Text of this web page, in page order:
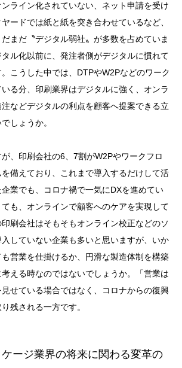
ライン化されていない、ネット申請を受け
ードでは紙と紙を突き合わせているなど、
まだ〝デジタル弱社〟が多数を占めていま
ル化以前に、発注者側がデジタルに慣れて
こうした中では、DTPやW2Pなどのワーク
る分、印刷業界はデジタルに強く、オンラ
などデジタルの利点を顧客へ提案できる立
しょうか。
、印刷会社の6、7割がW2Pやワークフロ
備えており、これまで導入するだけして活
業でも、コロナ禍で一気にDXを進めてい
も、オンラインで顧客へのケアを実現して
刷会社はそもそもオンライン校正などのソ
していない企業も多いと思いますが、いか
営業を仕掛けるか、円滑な製造体制を構築
える時なのではないでしょうか。「営業は
せている場合ではなく、コロナからの復興
残される一方です。
ージ業界の将来に関わる変革の